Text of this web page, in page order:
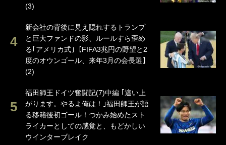
(3)
新会社の背後に見え隠れするトランプ
と巨大ファンドの影、ルールすら歪め
る｢アメリカ式｣【FIFA3兆円の野望と2
度のオウンゴール、来年3月の会長選】
(2)
福田師王ドイツ奮闘記(7)中編 ｢這い上
がります。やるよ俺は！｣福田師王が語
る移籍後初ゴール！つかみ始めたスト
ライカーとしての感覚と、もどかしい
ウインターブレイク